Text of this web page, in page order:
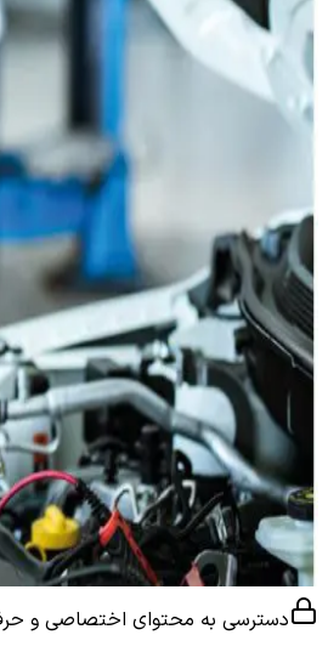
دسترسی به محتوای اختصاصی و